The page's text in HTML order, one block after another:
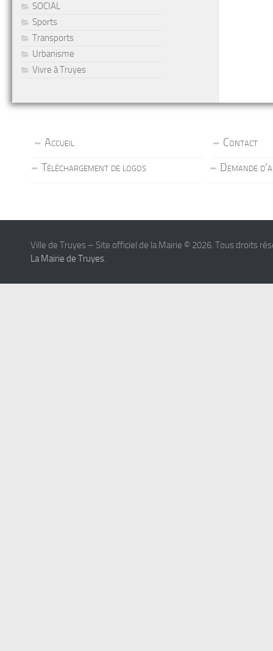
SOCIAL
Sports
Transports
Urbanisme
Vivre à Truyes
Accueil
Contact
Téléchargement de logos
Demande
Ville de Truyes – Site officiel de la Mairie © 2026. Tous droits
La Mairie de Truyes.